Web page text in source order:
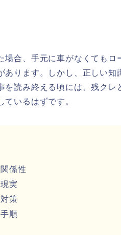
場合、手元に車がなくてもロ
あります。しかし、正しい知
読み終える頃には、残クレ
いるはずです。
係性
実
策
順